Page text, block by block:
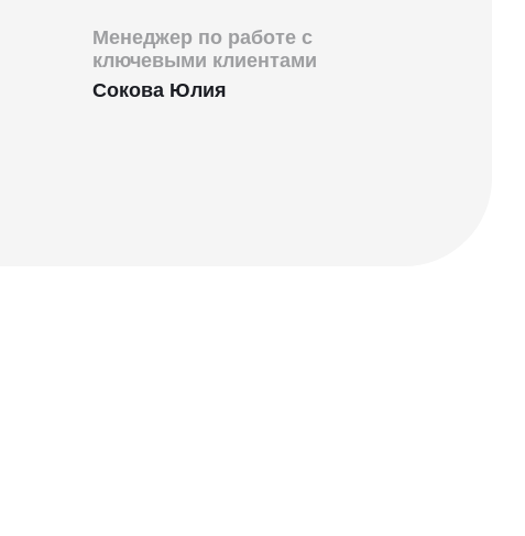
Менеджер по работе с
ключевыми клиентами
Сокова Юлия